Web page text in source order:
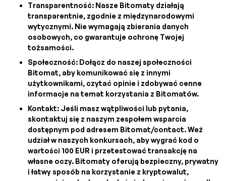
Transparentność: Nasze Bitomaty działają
transparentnie, zgodnie z międzynarodowymi
wytycznymi. Nie wymagają zbierania danych
osobowych, co gwarantuje ochronę Twojej
tożsamości.
Społeczność: Dołącz do naszej społeczności
Bitomat, aby komunikować się z innymi
użytkownikami, czytać opinie i zdobywać cenne
informacje na temat korzystania z Bitomatów.
Kontakt: Jeśli masz wątpliwości lub pytania,
skontaktuj się z naszym zespołem wsparcia
dostępnym pod adresem Bitomat/contact. Weź
udział w naszych konkursach, aby wygrać kod o
wartości 100 EUR i przetestować transakcję na
własne oczy. Bitomaty oferują bezpieczny, prywatny
i łatwy sposób na korzystanie z kryptowalut,